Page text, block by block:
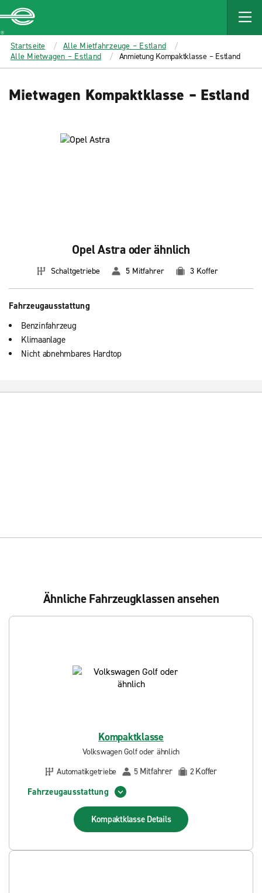
MAIN
CONTENT
Enterprise
Startseite
Alle Mietfahrzeuge – Estland
Alle Mietwagen – Estland
Anmietung Kompaktklasse – Estland
Mietwagen Kompaktklasse – Estland
Opel Astra oder ähnlich
Schaltgetriebe 5 Mitfahrer 3 Koffer
Fahrzeugausstattung
Benzinfahrzeug
Klimaanlage
Nicht abnehmbares Hardtop
Ähnliche Fahrzeugklassen ansehen
Kompaktklasse
Volkswagen Golf oder ähnlich
Automatikgetriebe
5 Mitfahrer 2Koffer
Fahrzeugausstattung
Kompaktklasse Details